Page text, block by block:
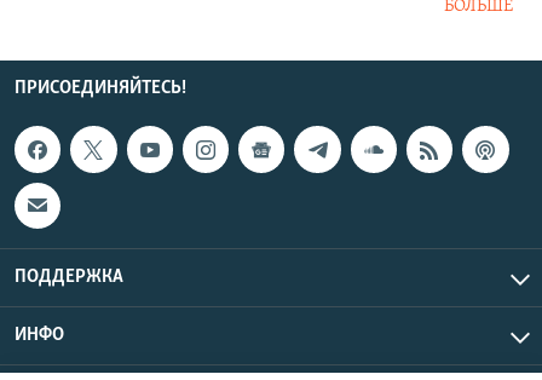
БОЛЬШЕ
ПРИСОЕДИНЯЙТЕСЬ!
ПОДДЕРЖКА
ИНФО